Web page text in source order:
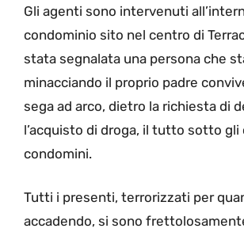
Gli agenti sono intervenuti
condominio sito nel centro di
stata segnalata una persona che
minacciando il proprio padre
sega ad arco, dietro la richiesta di
l’acquisto di droga, il tutto sotto gli
condomini.
Tutti i presenti, terrorizzati per
accadendo, si sono